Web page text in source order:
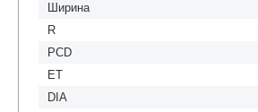
Ширина
R
PCD
ET
DIA